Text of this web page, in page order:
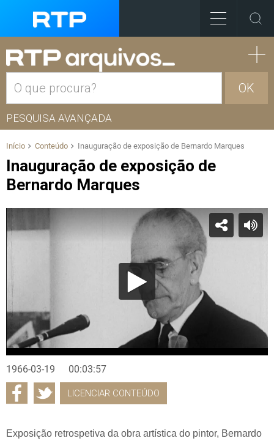
OK
PESQUISA AVANÇADA
Início Conteúdo Inauguração de exposição de Bernardo Marques
Inauguração de exposição de
Bernardo Marques
1966-03-19 00:03:57
LICENCIAR CONTEÚDO
Exposição retrospetiva da obra artística do pintor, Bernardo